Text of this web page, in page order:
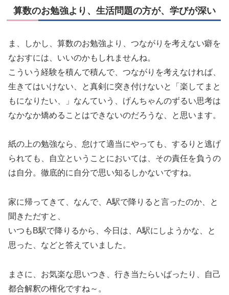
算数のお勉強より、生活問題の方が、学びが深い
ま、しかし、算数のお勉強より、つながりを考えない癖を
なおすには、いいのかもしれませんね。
こういう経験を積んで積んで、つながりを考えなければ、
生きてはいけない、と真剣に突き付けないと「楽してまと
もになりたい、」なんていう、げんちゃんのずるい思考は
なかなか矯めることはできないのだろうな、と思います。
紙の上の勉強なら、怠けて適当にやっても、するりと逃げ
られても、自立ということにおいては、その責任を負うの
は自分。徹底的に自分で思い知るしかないですね。
家に帰ってきて、なんで、A駅で降りると言ったのか、と
聞きただすと、
いつもB駅で降りるから、今日は、A駅にしようかな、と
思った、などと答えていました。
まさに、お気楽な思いつき、行き当たらいばったり、自己
都合解釈の権化ですね～。